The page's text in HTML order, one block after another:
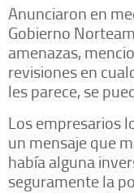
Anunciaron en
Gobierno
amenazas,
revisiones en
les parece, se
Los empresarios
un mensaje que
había alguna
seguramente la